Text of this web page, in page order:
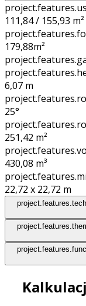
111,84 / 155,93 m²
179,88m²
6,07 m
25°
251,42 m²
430,08 m³
22,72 x 22,72 m